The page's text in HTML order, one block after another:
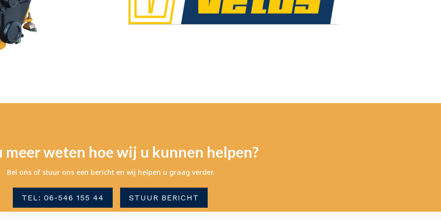
weten hoe wij u kunnen helpen?
Bel ons of stuur ons een bericht en wij helpen u graag verder.
TEL: 06-546 155 44 STUUR BERICHT